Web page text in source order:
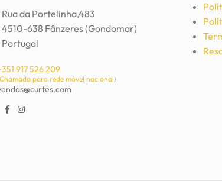
Rua da Portelinha,483
4510-638 Fânzeres (Gondomar)
Portugal
917 526 209
para rede móvel nacional)